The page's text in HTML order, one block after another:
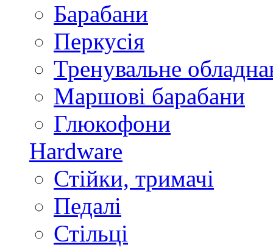
Барабани
Перкусія
Тренувальне
Маршові барабани
Глюкофони
Hardware
Стійки, тримачі
Педалі
Стільці